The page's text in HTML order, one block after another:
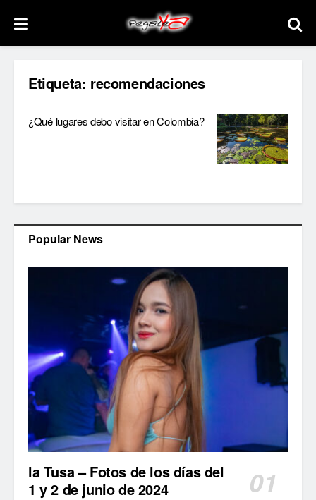
Etiqueta: recomendaciones
¿Qué lugares debo visitar en Colombia?
Popular News
la Tusa – Fotos de los días del
1 y 2 de junio de 2024